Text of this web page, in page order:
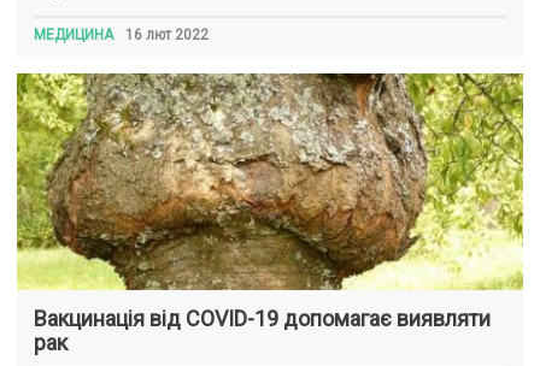
МЕДИЦИНА 16 лют 2022
Вакцинація від COVID-19 допомагає виявляти
рак